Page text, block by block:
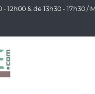
12h00 & de 13h30 - 17h30